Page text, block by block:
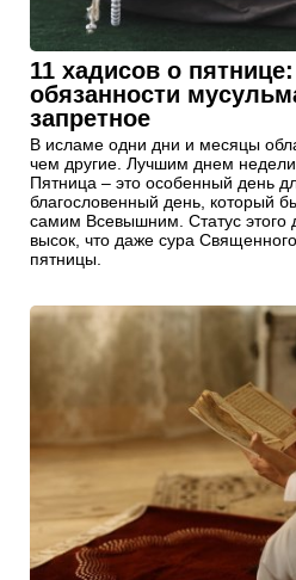
11 хадисов о
обязанности
запретное
В исламе одни дни и месяцы
чем другие. Лучшим днем недели
Пятница – это особенный день
благословенный день, который
самим Всевышним. Статус этого
высок, что даже сура
пятницы.